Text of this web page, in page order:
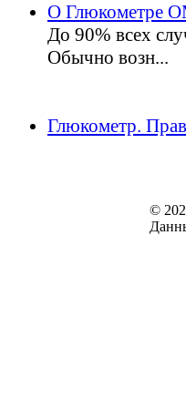
О Глюкометре
До 90% всех
Обычно возн...
Глюкометр.
©